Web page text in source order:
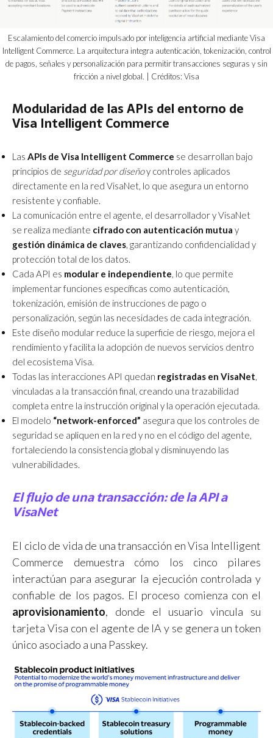
Escalamiento del comercio impulsado por inteligencia artificial mediante Visa
Intelligent Commerce. La arquitectura integra autenticación, tokenización, control
de pagos, señales y personalización para permitir transacciones seguras y sin
fricción a nivel global. | Créditos: Visa
Modularidad de las APIs del entorno de
Visa Intelligent Commerce
Las APIs de Visa Intelligent Commerce se desarrollan bajo
principios de seguridad por diseñoy controles aplicados
directamente en la red VisaNet, lo que asegura un entorno
resistente y confiable.
La comunicación entre el agente, el desarrollador y VisaNet
se realiza mediante cifrado con autenticación mutua y
gestión dinámica de claves, garantizando confidencialidad y
protección total de los datos.
Cada API es modular e independiente, lo que permite
implementar funciones específicas como autenticación,
tokenización, emisión de instrucciones de pago o
personalización, según las necesidades de cada integración.
Este diseño modular reduce la superficie de riesgo, mejora el
rendimiento y facilita la adopción de nuevos servicios dentro
del ecosistema Visa.
Todas las interacciones API quedan registradas en VisaNet,
vinculadas a la transacción final, creando una trazabilidad
completa entre la instrucción original y la operación ejecutada.
El modelo “network-enforced” asegura que los controles de
seguridad se apliquen en la red y no en el código del agente,
fortaleciendo la consistencia global y disminuyendo las
vulnerabilidades.
El flujo de una transacción: de la API a
VisaNet
El ciclo de vida de una transacción en Visa Intelligent
Commerce demuestra cómo los cinco pilares
interactúan para asegurar la ejecución controlada y
confiable de los pagos. El proceso comienza con el
aprovisionamiento, donde el usuario vincula su
tarjeta Visa con el agente de IA y se genera un token
único asociado a una Passkey.